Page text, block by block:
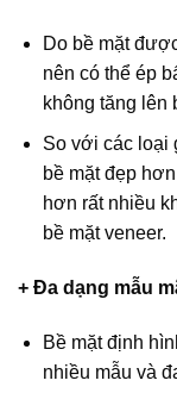
Do bề mặt
nên có thể ép
không tăng lên
So với các loại
bề mặt đẹp
hơn rất nhiều
bề mặt veneer.
+ Đa dạng mẫu
Bề mặt định
nhiều mẫu và